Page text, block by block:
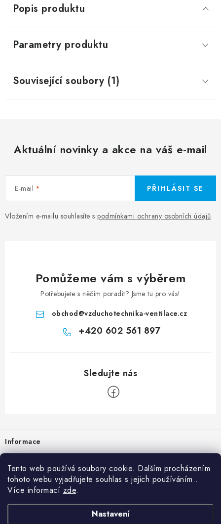
Tento web používá soubory cookie. Dalším procházením
tohoto webu vyjadřujete souhlas s jejich používáním..
Více informací zde.
Nastavení
Popis produktu
Parametry produktu
Související soubory (1)
Aktuální novinky a akce na váš e-mail
E-mail
Vložením e-mailu souhlasíte s podmínkami ochrany osobních údajů
PŘIHLÁSIT SE
Pomůžeme vám s výběrem
Potřebujete s něčím poradit? Jsme tu pro vás!
obchod@vzduchotechnika-ventilace.cz
+420 602 561 897
Informace
Prodejna
Rady a tipy